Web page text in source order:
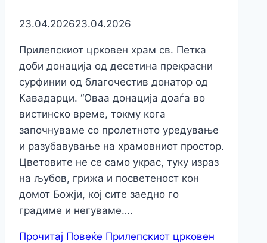
23.04.202623.04.2026
Прилепскиот црковен храм св. Петка
доби донација од десетина прекрасни
сурфинии од благочестив донатор од
Кавадарци. “Оваа донација доаѓа во
вистинско време, токму кога
започнуваме со пролетното уредување
и разубавување на храмовниот простор.
Цветовите не се само украс, туку израз
на љубов, грижа и посветеност кон
домот Божји, кој сите заедно го
градиме и негуваме….
Прочитај Повеќе Прилепскиот црковен